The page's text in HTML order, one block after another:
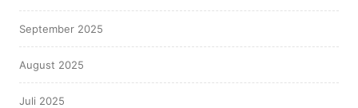
September 2025
August 2025
Juli 2025